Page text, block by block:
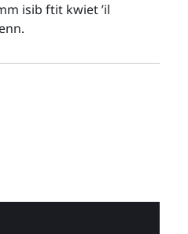
isib ftit kwiet ’il